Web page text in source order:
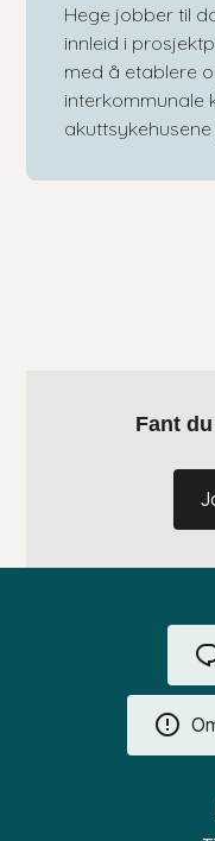
Hege jobber til
innleid i
med å etablere
interkommunale
Fant